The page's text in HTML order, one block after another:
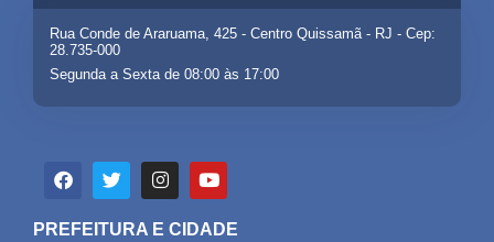
Rua Conde de Araruama, 425 - Centro Quissamã - RJ - Cep:
28.735-000
Segunda a Sexta de 08:00 às 17:00
PREFEITURA E CIDADE